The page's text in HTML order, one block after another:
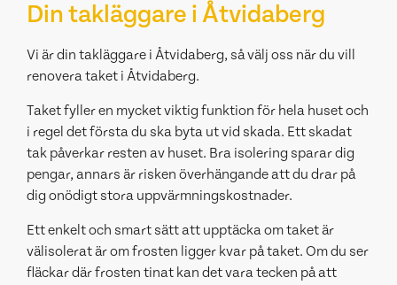
Din takläggare i Åtvidaberg
Vi är din takläggare i Åtvidaberg, så välj oss när du vill
renovera taket i Åtvidaberg.
Taket fyller en mycket viktig funktion för hela huset och
i regel det första du ska byta ut vid skada. Ett skadat
tak påverkar resten av huset. Bra isolering sparar dig
pengar, annars är risken överhängande att du drar på
dig onödigt stora uppvärmningskostnader.
Ett enkelt och smart sätt att upptäcka om taket är
välisolerat är om frosten ligger kvar på taket. Om du ser
fläckar där frosten tinat kan det vara tecken på att